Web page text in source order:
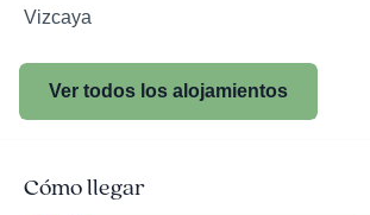
Vizcaya
Ver todos los alojamientos
Cómo llegar